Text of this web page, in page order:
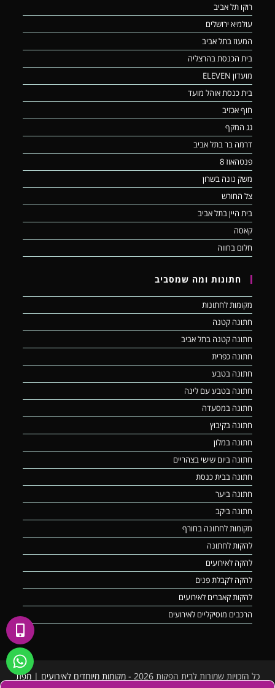
רוקו תל אביב
עולמיא ירושלים
המעוז בתל אביב
בית הכנסת בהרצליה
מועדון ELEVEN
בית כנסת אוהל מועד
חוף אכזיב
גג המקף
דרמה בר בתל אביב
פנטהאוז 8
משק נונה בשרון
צל החורש
בית היין בתל אביב
קאסה
חלום בחווה
חתונות ומה שמסביב
מקומות לחתונות
חתונה קטנה
חתונה קטנה בתל אביב
חתונה כפרית
חתונה בטבע
חתונה בטבע עם לינה
חתונה במסעדה
חתונה בקיבוץ
חתונה במלון
חתונה ביום שישי בצהריים
חתונה בבית כנסת
חתונה ביער
חתונה ביקב
מקומות לחתונה בחורף
להקות לחתונה
להקה לאירועים
להקה לקבלת פנים
להקות קאברים לאירועים
הרכבים מוסיקליים לאירועים
כל הזכויות שמורות לבית הפקות 2026 - מקומות מיוחדים לאירועים |מפת